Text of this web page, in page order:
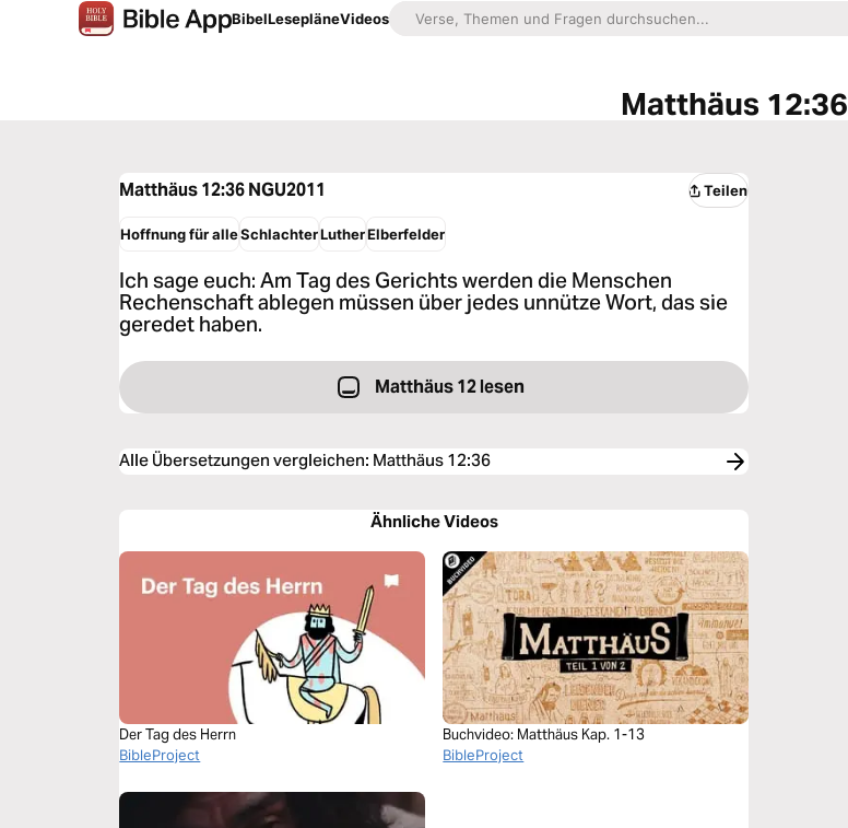
BibelLesepläneVideos
Matthäus 12:36
Matthäus 12:36NGU2011 Teilen
Hoffnung für alleSchlachterLutherElberfelder
Ich sage euch: Am Tag des Gerichts werden die Menschen
Rechenschaft ablegen müssen über jedes unnütze Wort, das sie
geredet haben.
Matthäus 12 lesen
Alle Übersetzungen vergleichen: Matthäus 12:36
Ähnliche Videos
Der Tag des Herrn
BibleProject
Buchvideo: Matthäus Kap. 1-13
BibleProject